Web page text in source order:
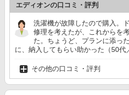
エディオンの口コミ・評判
洗濯機が故障したので購入。
修理を考えたが、これからを
た。ちょうど、プランに添っ
に、納入してもらい助かった（50代
その他の口コミ・評判